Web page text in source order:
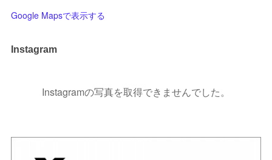
Google Mapsで表示する
Instagram
Instagramの写真を取得できませんでした。